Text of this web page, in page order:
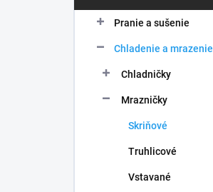
č
kategórie
Pranie a sušenie
Chladenie a mrazenie
Chladničky
Mrazničky
Skriňové
Truhlicové
Vstavané